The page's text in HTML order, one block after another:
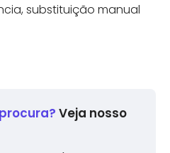
substituição manual
Veja nosso